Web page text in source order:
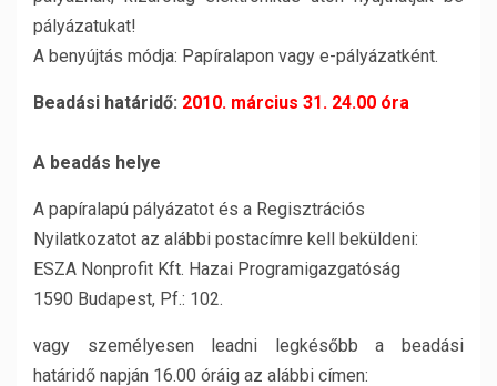
pályázatukat!
A benyújtás módja: Papíralapon vagy e-pályázatként.
Beadási határidő: 2010. március 31. 24.00 óra
A beadás helye
A papíralapú pályázatot és a Regisztrációs
Nyilatkozatot az alábbi postacímre kell beküldeni:
ESZA Nonprofit Kft. Hazai Programigazgatóság
1590 Budapest, Pf.: 102.
vagy személyesen leadni legkésőbb a beadási
határidő napján 16.00 óráig az alábbi címen: